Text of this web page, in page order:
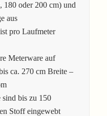
180 oder 200 cm) und
aus
pro Laufmeter
Meterware auf
ca. 270 cm Breite –
sind bis zu 150
Stoff eingewebt